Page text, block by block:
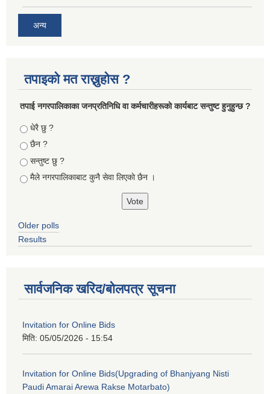
अन्य
तपाइको मत राख्नुहोस ?
तपा‌ई नगरपालिकाका जनप्रतिनिधि वा कर्मचारीहरूकाे कार्यबाट सन्तुष्ट हुनुहुन्छ ?
Choices
धेरै छु ?
छैन ?
सन्तुष्ट छु ?
मैले नगरपालिकाबाट कुनै सेवा लिएकाे छैन ।
Older polls
Results
सार्वजनिक खरिद/बोलपत्र सूचना
Invitation for Online Bids
मिति: 05/05/2026 - 15:54
Invitation for Online Bids(Upgrading of Bhanjyang Nisti
Paudi Amarai Arewa Rakse Motarbato)